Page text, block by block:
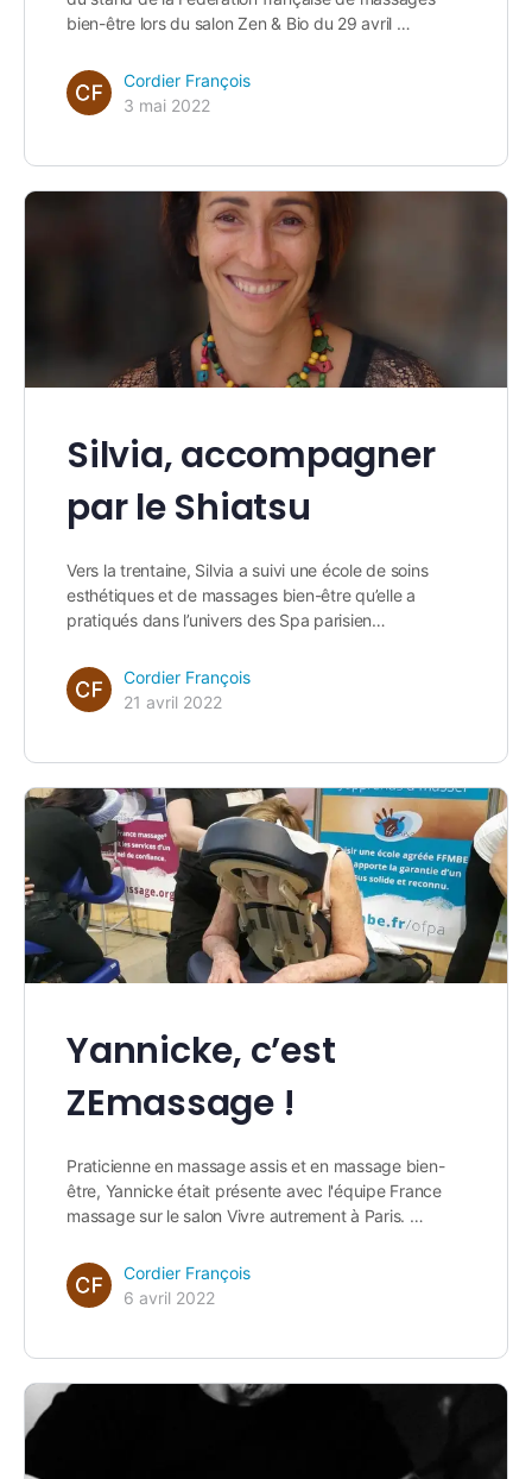
bien-être lors du salon Zen & Bio du 29 avril …
Cordier François
3 mai 2022
Silvia, accompagner
par le Shiatsu
Vers la trentaine, Silvia a suivi une école de soins
esthétiques et de massages bien-être qu’elle a
pratiqués dans l’univers des Spa parisien…
Cordier François
21 avril 2022
Yannicke, c’est
ZEmassage !
Praticienne en massage assis et en massage bien-
être, Yannicke était présente avec l'équipe France
massage sur le salon Vivre autrement à Paris. …
Cordier François
6 avril 2022